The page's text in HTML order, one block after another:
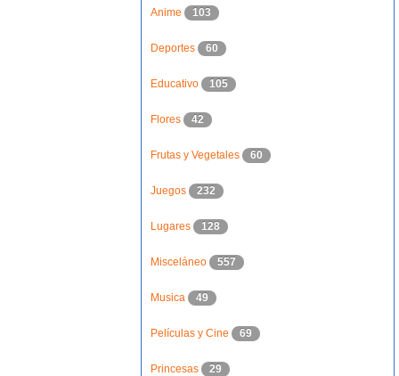
Anime 103
Deportes 60
Educativo 105
Flores 42
Frutas y Vegetales 60
Juegos 232
Lugares 128
Misceláneo 557
Musica 49
Películas y Cine 69
Princesas 29